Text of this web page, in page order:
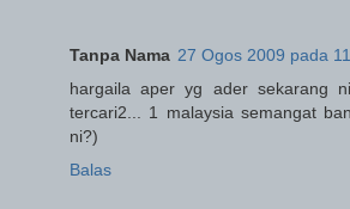
Tanpa Nama 27 Ogos 2009 pada
hargaila aper yg ader sekarang
tercari2... 1 malaysia semangat
ni?)
Balas